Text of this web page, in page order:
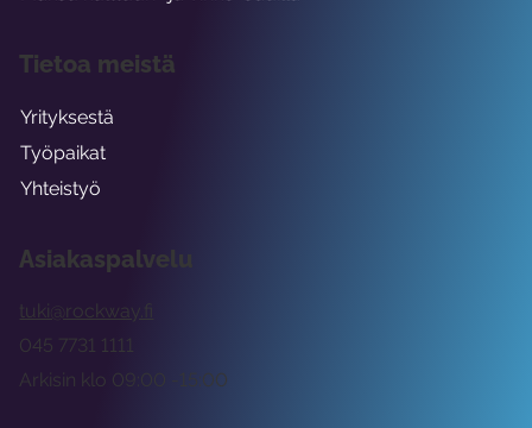
Asiakaspalvelu
tuki@rockway.fi
Arkisin klo 09:00 -15:00
045 7731 1111
Tietoa meistä
Yrityksestä
Työpaikat
Yhteistyö